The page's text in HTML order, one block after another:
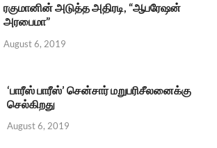
ரகுமானின் அடுத்த அதிரடி, “ஆபரேஷன்
அரபைமா”
August 6, 2019
‘பாரீஸ் பாரீஸ்’ சென்சார் மறுபரிசீலனைக்கு
செல்கிறது
August 6, 2019